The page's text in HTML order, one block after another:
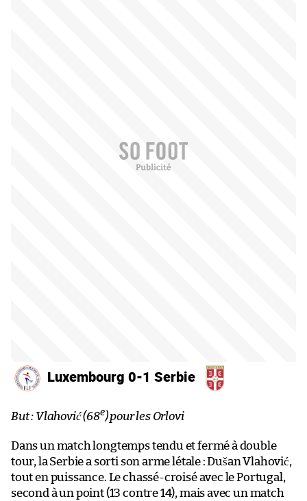
Luxembourg 0-1 Serbie
But : Vlahović (68e) pour les Orlovi
Dans un match longtemps tendu et fermé à double
tour, la Serbie a sorti son arme létale : Dušan Vlahović,
tout en puissance. Le chassé-croisé avec le Portugal,
second à un point (13 contre 14), mais avec un match